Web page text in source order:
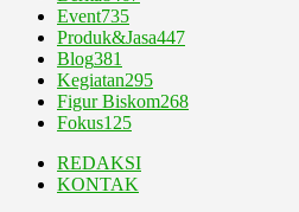
Event735
Produk&Jasa447
Blog381
Kegiatan295
Figur Biskom268
Fokus125
REDAKSI
KONTAK